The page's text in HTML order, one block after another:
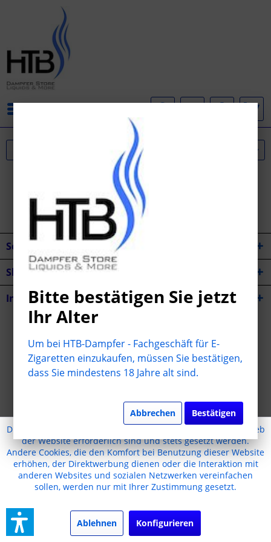
Service Hotline
Shop Service
Informationen
Cookie-Einstellungen Jugendschutz
Kontakt
Versand und Zahlungsbedingungen
Widerrufsrecht
Erstellt mit Liebe ❤
Diese Website benutzt Cookies, die für den technischen Betrieb
der Website erforderlich sind und stets gesetzt werden.
Andere Cookies, die den Komfort bei Benutzung dieser Website
erhöhen, der Direktwerbung dienen oder die Interaktion mit
anderen Websites und sozialen Netzwerken vereinfachen
sollen, werden nur mit Ihrer Zustimmung gesetzt.
Ablehnen Konfigurieren
Bitte bestätigen Sie jetzt
Ihr Alter
Um bei HTB-Dampfer - Fachgeschäft für E-
Zigaretten einzukaufen, müssen Sie bestätigen,
dass Sie mindestens 18 Jahre alt sind.
Abbrechen Bestätigen